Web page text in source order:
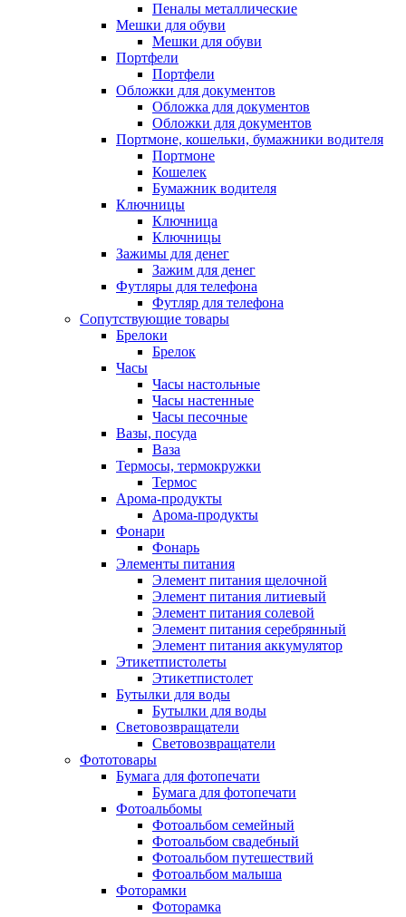
Пеналы металлические
Мешки для обуви
Мешки для обуви
Портфели
Портфели
Обложки для документов
Обложка для документов
Обложки для документов
Портмоне, кошельки, бумажники водителя
Портмоне
Кошелек
Бумажник водителя
Ключницы
Ключница
Ключницы
Зажимы для денег
Зажим для денег
Футляры для телефона
Футляр для телефона
Сопутствующие товары
Брелоки
Брелок
Часы
Часы настольные
Часы настенные
Часы песочные
Вазы, посуда
Ваза
Термосы, термокружки
Термос
Арома-продукты
Арома-продукты
Фонари
Фонарь
Элементы питания
Элемент питания щелочной
Элемент питания литиевый
Элемент питания солевой
Элемент питания серебрянный
Элемент питания аккумулятор
Этикетпистолеты
Этикетпистолет
Бутылки для воды
Бутылки для воды
Световозвращатели
Световозвращатели
Фототовары
Бумага для фотопечати
Бумага для фотопечати
Фотоальбомы
Фотоальбом семейный
Фотоальбом свадебный
Фотоальбом путешествий
Фотоальбом малыша
Фоторамки
Фоторамка